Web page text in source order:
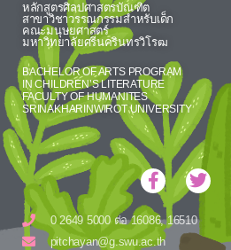
หลักสูตรศิลปศาสตรบัณฑิต
สาขาวิชาวรรณกรรมสำหรับเด็ก
คณะมนุษยศาสตร์
มหาวิทยาลัยศรีนครินทรวิโรฒ
BACHELOR OF ARTS PROGRAM
IN CHILDREN’S LITERATURE
FACULTY OF HUMANITES
SRINAKHARINWIROT UNIVERSITY
0 2649 5000 ต่อ 16086, 16510
pitchayan@g.swu.ac.th